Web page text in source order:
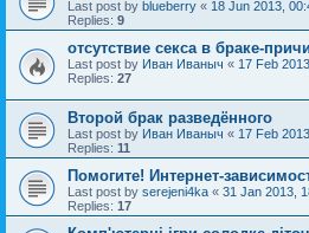
Last post by blueberry « 18 Jun 2013,
Replies: 9
отсутствие секса в браке-
Last post by Иван Иваныч « 17 Feb
Replies: 27
Второй брак разведённого
Last post by Иван Иваныч « 17 Feb
Replies: 11
Помогите! Интернет-
Last post by serejeni4ka « 31 Jan 2013,
Replies: 17